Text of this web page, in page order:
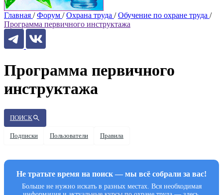
Главная / Форум / Охрана труда / Обучение по охране труда /
Программа первичного инструктажа
Программа первичного
инструктажа
ПОИСК
Подписки Пользователи Правила
Не тратьте время на поиск — мы всё собрали за вас!
Больше не нужно искать в разных местах. Вся необходимая